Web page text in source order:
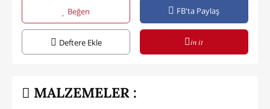
Beğen FB'ta Paylaş
Deftere Ekle in it
MALZEMELER :